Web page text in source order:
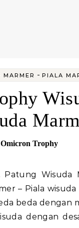
- PIALA
Omicron Trophy
– Piala
beda dengan
dengan